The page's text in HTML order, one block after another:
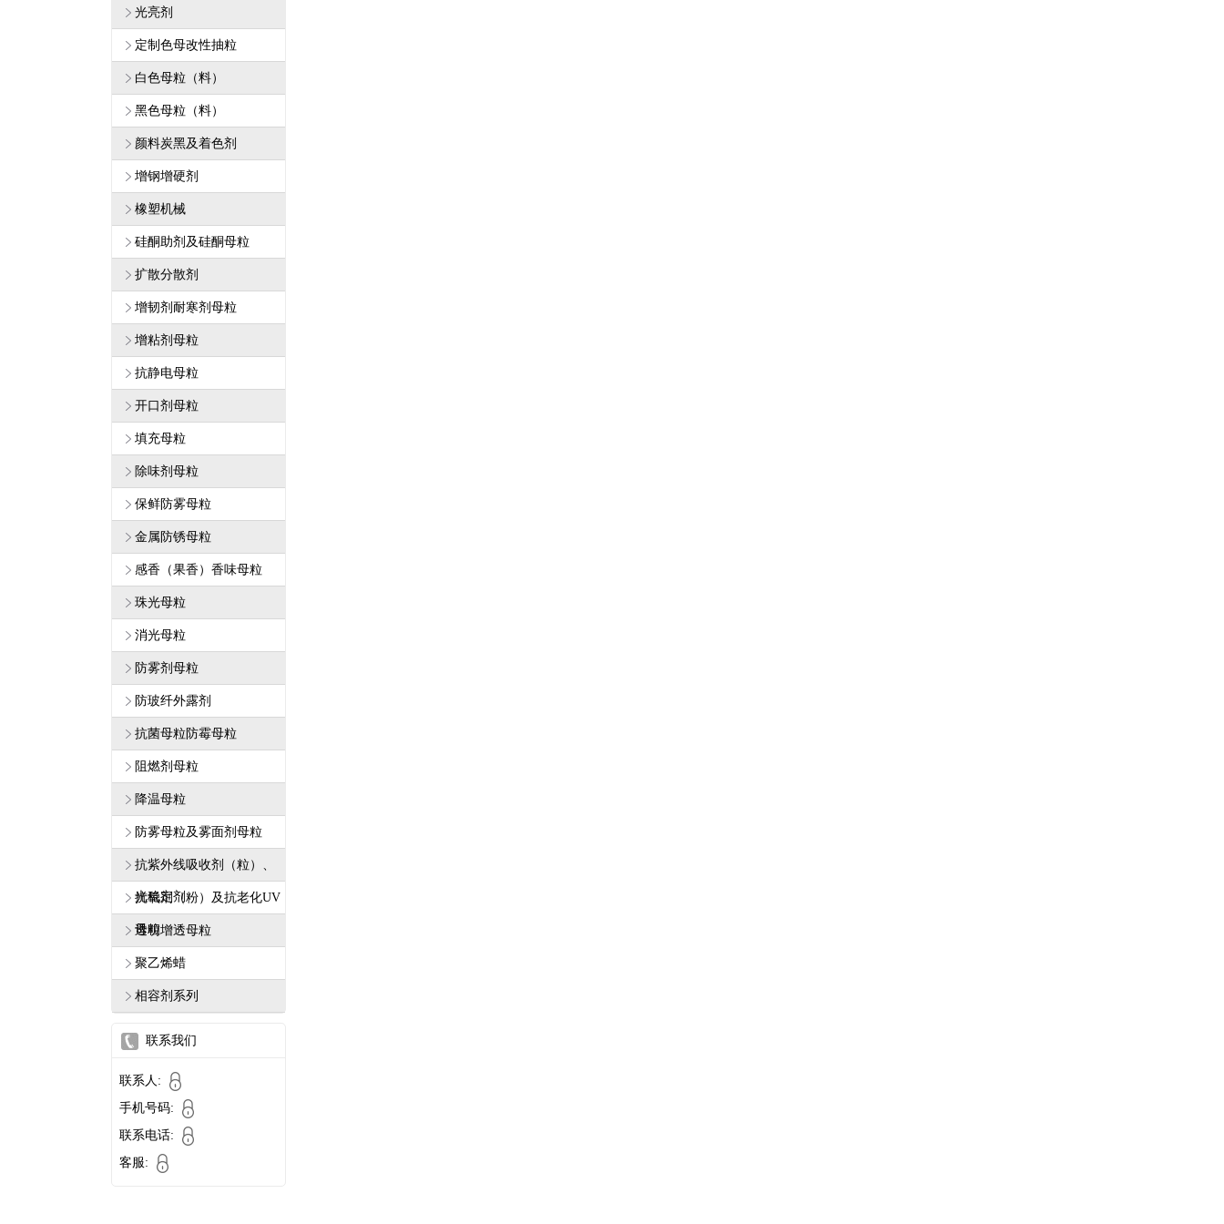
光亮剂
定制色母改性抽粒
白色母粒（料）
黑色母粒（料）
颜料炭黑及着色剂
增钢增硬剂
橡塑机械
硅酮助剂及硅酮母粒
扩散分散剂
增韧剂耐寒剂母粒
增粘剂母粒
抗静电母粒
开口剂母粒
填充母粒
除味剂母粒
保鲜防雾母粒
金属防锈母粒
感香（果香）香味母粒
珠光母粒
消光母粒
防雾剂母粒
防玻纤外露剂
抗菌母粒防霉母粒
阻燃剂母粒
降温母粒
防雾母粒及雾面剂母粒
抗紫外线吸收剂（粒）、
光稳定剂
抗氧剂（粉）及抗老化UV
母粒
透明增透母粒
聚乙烯蜡
相容剂系列
联系我们
联系人:
手机号码:
联系电话:
客服: